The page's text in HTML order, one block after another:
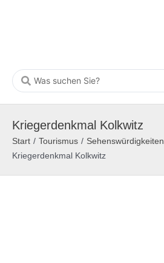
Kriegerdenkmal Kolkwitz
Start / Tourismus / Sehenswürdigkeiten
Kriegerdenkmal Kolkwitz